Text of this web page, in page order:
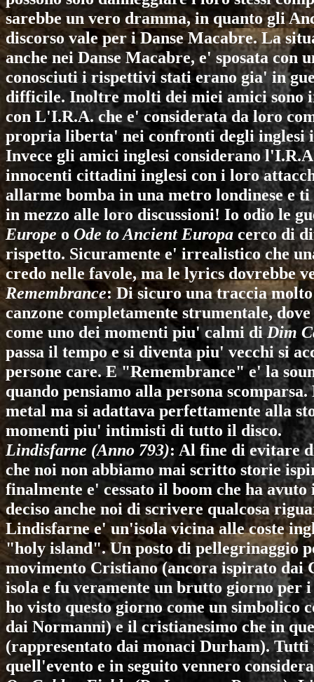
sarebbe un vero dramma, in quanto gli
discorso vale per i Danse Macabre. La
anche nei Danse Macabre, e' sposata con
conosciuti i rispettivi stati erano gia' in
difficile. Inoltre molti dei miei amici sono
con L'I.R.A. che e' considerata da loro
propria liberta' nei confronti degli inglesi
Invece gli amici inglesi considerano
innocenti cittadini inglesi con i loro
allarme bomba in una metro londinese e
in mezzo alle loro discussioni! Io odio le
Europe o Ode to Ancient Europa cerco di
rispetto. Sicuramente e' irrealistico che
credo nelle favole, ma le lyrics dovrebbe
Remembrance: Di sicuro una traccia
canzone completamente strumentale,
come uno dei momenti piu' calmi diDim
passa il tempo e si diventa piu' vecchi si
persone care. E "Remembrance" e' la
quando pensiamo alla persona
metal ma si adattava perfettamente alla
momenti piu' intimisti di tutto il disco.
Lindisfarne (Anno 793): Al fine di evitare
che noi non abbiamo mai scritto storie
finalmente e' cessato il boom che ha
deciso anche noi di scrivere qualcosa
Lindisfarne e' un'isola vicina alle coste
"holy island". Un posto di pellegrinaggio
movimento Cristiano (ancora ispirato dai
isola e fu veramente un brutto giorno per
ho visto questo giorno come un
dai Normanni) e il cristianesimo che in
(rappresentato dai monaci Durham).
quell'evento e in seguito vennero